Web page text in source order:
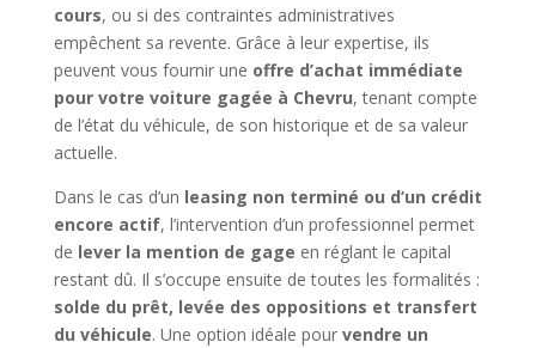
cours, ou si des contraintes administratives
empêchent sa revente. Grâce à leur expertise, ils
peuvent vous fournir une offre d’achat immédiate
pour votre voiture gagée à Chevru, tenant compte
de l’état du véhicule, de son historique et de sa valeur
actuelle.
Dans le cas d’un leasing non terminé ou d’un crédit
encore actif, l’intervention d’un professionnel permet
de lever la mention de gage en réglant le capital
restant dû. Il s’occupe ensuite de toutes les formalités :
solde du prêt, levée des oppositions et transfert
du véhicule. Une option idéale pour vendre un